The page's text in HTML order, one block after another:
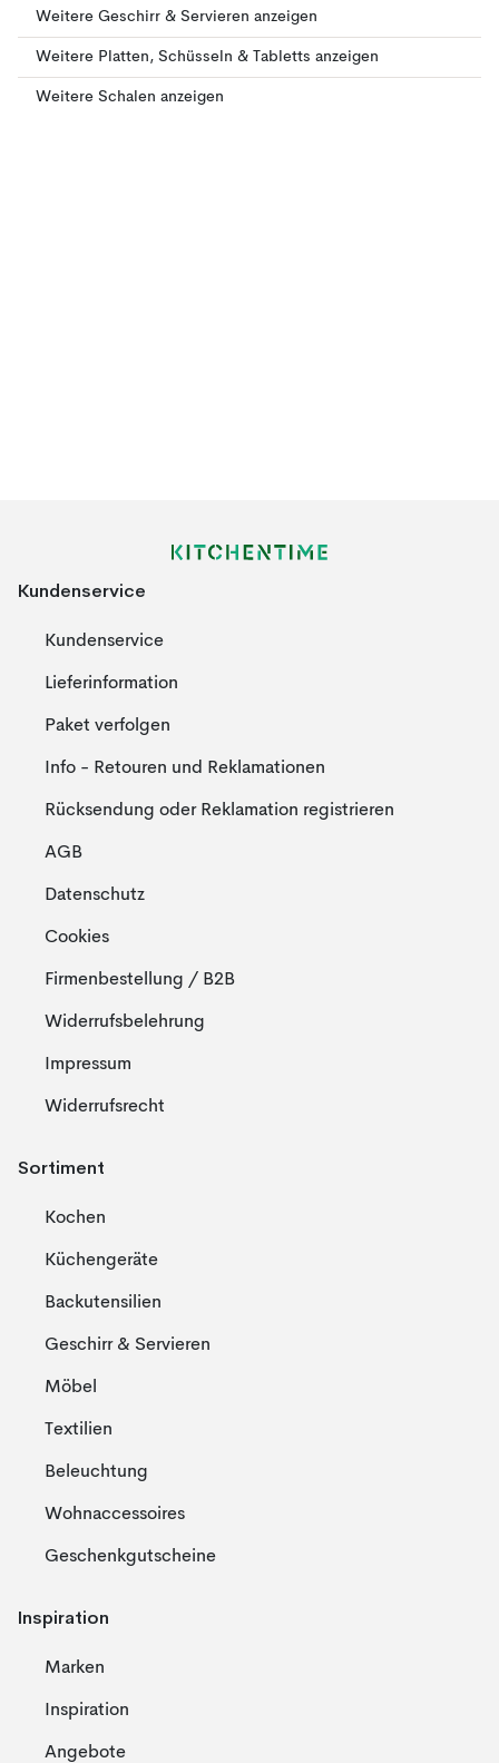
Weitere Geschirr & Servieren anzeigen
Weitere Platten, Schüsseln & Tabletts anzeigen
Weitere Schalen anzeigen
Kundenservice
Kundenservice
Lieferinformation
Paket verfolgen
Info - Retouren und Reklamationen
Rücksendung oder Reklamation registrieren
AGB
Datenschutz
Cookies
Firmenbestellung / B2B
Widerrufsbelehrung
Impressum
Widerrufsrecht
Sortiment
Kochen
Küchengeräte
Backutensilien
Geschirr & Servieren
Möbel
Textilien
Beleuchtung
Wohnaccessoires
Geschenkgutscheine
Inspiration
Marken
Inspiration
Angebote